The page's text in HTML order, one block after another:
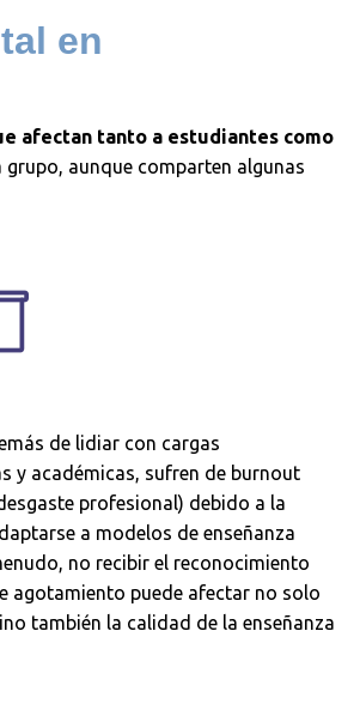
en
afectan tanto a estudiantes como
aunque comparten algunas
de lidiar con cargas
y académicas, sufren de burnout
profesional) debido a la
a modelos de enseñanza
no recibir el reconocimiento
agotamiento puede afectar no solo
también la calidad de la enseñanza